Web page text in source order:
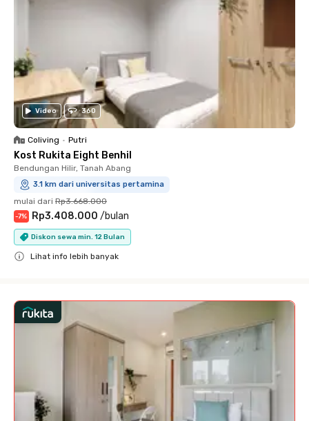
Video 360
Coliving • Putri
Kost Rukita Eight Benhil
Bendungan Hilir, Tanah Abang
3.1 km dari universitas pertamina
mulai dari Rp3.668.000
-7% Rp3.408.000 /bulan
Diskon sewa min. 12 Bulan
Lihat info lebih banyak